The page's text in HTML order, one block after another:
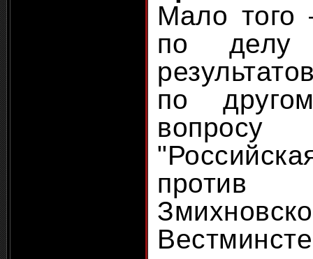
Мало того
по делу
по
против